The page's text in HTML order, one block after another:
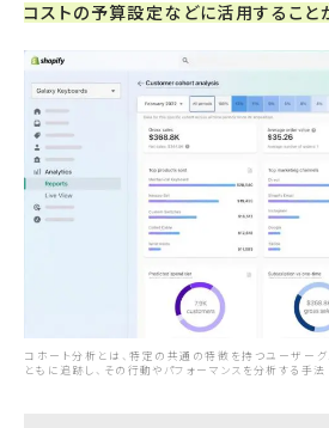
コストの予算設定などに活用すること
コホート分析とは、特定の共通の特徴を持つユーザーグ
ともに追跡し、その行動やパフォーマンスを分析する手法